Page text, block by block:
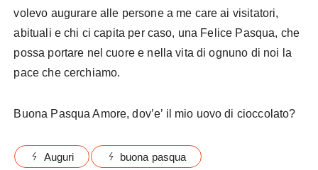
volevo augurare alle persone a me care ai visitatori,
abituali e chi ci capita per caso, una Felice Pasqua, che
possa portare nel cuore e nella vita di ognuno di noi la
pace che cerchiamo.
Buona Pasqua Amore, dov’e’ il mio uovo di cioccolato?
Auguri buona pasqua